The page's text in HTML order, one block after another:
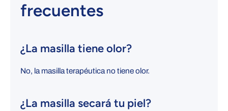
frecuentes
¿La masilla tiene olor?
No, la masilla terapéutica no tiene olor.
¿La masilla secará tu piel?